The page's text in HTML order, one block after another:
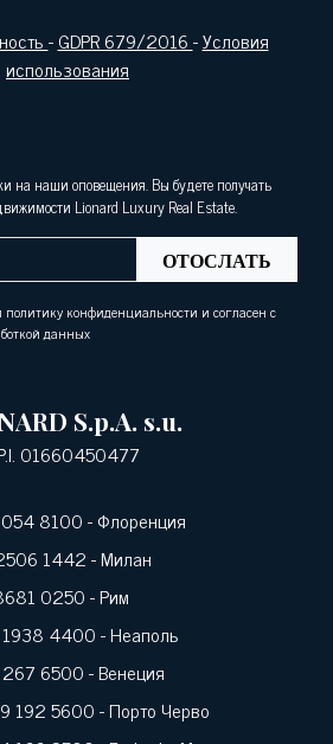
-GDPR 679/2016-Условия
использования
на наши оповещения. Вы будете получать
Lionard Luxury Real Estate.
ОТОСЛАТЬ
политику конфиденциальности и согласен с
данных
S.p.A. s.u.
01660450477
8100- Флоренция
1442- Милан
0250- Рим
4400- Неаполь
6500- Венеция
192 5600- Порто Черво